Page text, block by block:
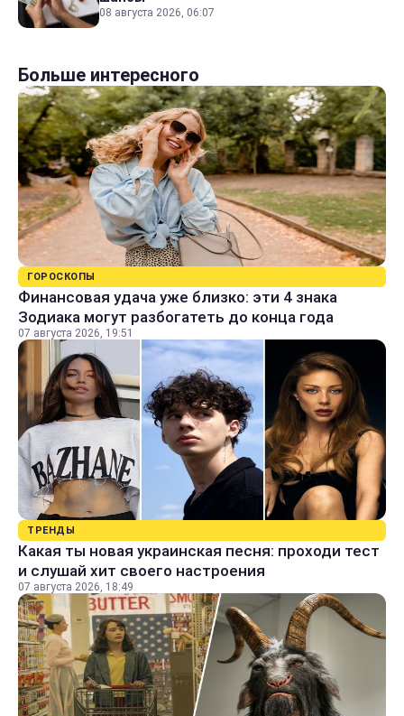
08 августа 2026, 06:07
Больше интересного
ГОРОСКОПЫ
Финансовая удача уже близко: эти 4 знака
Зодиака могут разбогатеть до конца года
07 августа 2026, 19:51
ТРЕНДЫ
Какая ты новая украинская песня: проходи тест
и слушай хит своего настроения
07 августа 2026, 18:49